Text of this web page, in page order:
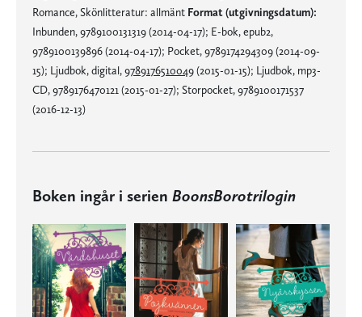
Romance, Skönlitteratur: allmänt Format (utgivningsdatum):
Inbunden, 9789100131319 (2014-04-17); E-bok, epub2,
9789100139896 (2014-04-17); Pocket, 9789174294309 (2014-09-
15); Ljudbok, digital,9789176510049(2015-01-15); Ljudbok, mp3-
CD, 9789176470121 (2015-01-27); Storpocket, 9789100171537
(2016-12-13)
Boken ingår i serien BoonsBorotrilogin